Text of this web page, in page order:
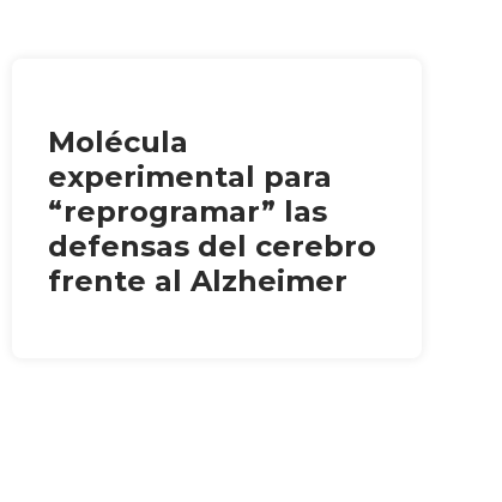
Molécula
experimental para
“reprogramar” las
defensas del cerebro
frente al Alzheimer